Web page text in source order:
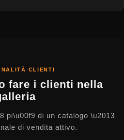
CLIENTI
fare i clienti nella
pi\u00f9 di un catalogo \u2013
di vendita attivo.